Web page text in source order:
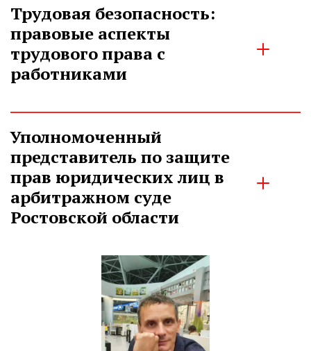
Трудовая безопасность:
правовые аспекты
трудового права с
работниками
Уполномоченный
представитель по защите
прав юридических лиц в
арбитражном суде
Ростовской области